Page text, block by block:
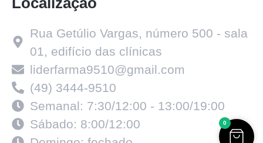
Rua Getúlio Vargas, número 500 - sala
01, edifício das clínicas
liderfarma9510@gmail.com
(49) 3444-9510
Semanal: 7:30/12:00 - 13:00/19:00
Sábado: 8:00/12:00
0